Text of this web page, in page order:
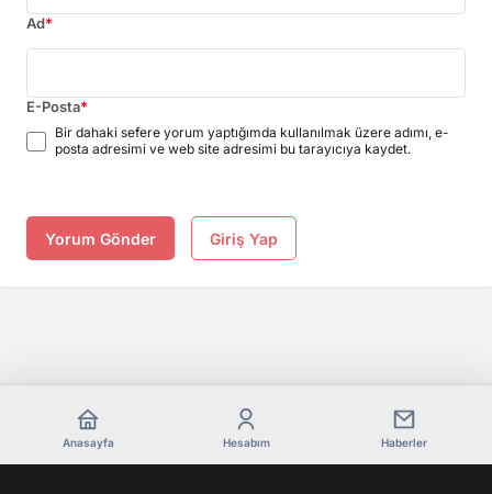
Ad*
E-Posta*
Bir dahaki sefere yorum yaptığımda kullanılmak üzere adımı, e-
posta adresimi ve web site adresimi bu tarayıcıya kaydet.
Yorum Gönder Giriş Yap
Anasayfa Hesabım Haberler